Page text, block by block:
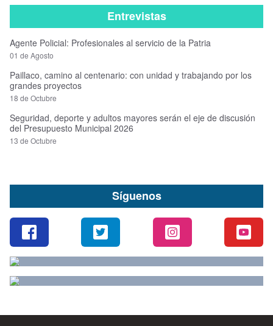
Entrevistas
Agente Policial: Profesionales al servicio de la Patria
01 de Agosto
Paillaco, camino al centenario: con unidad y trabajando por los
grandes proyectos
18 de Octubre
Seguridad, deporte y adultos mayores serán el eje de discusión
del Presupuesto Municipal 2026
13 de Octubre
Síguenos